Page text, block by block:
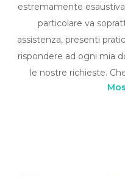
estremamente
particolare va
assistenza, presenti
rispondere ad ogni mia
le nostre richieste.